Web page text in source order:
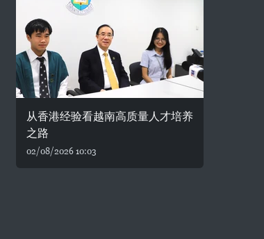
从香港经验看越南高质量人才培养
之路
02/08/2026 10:03